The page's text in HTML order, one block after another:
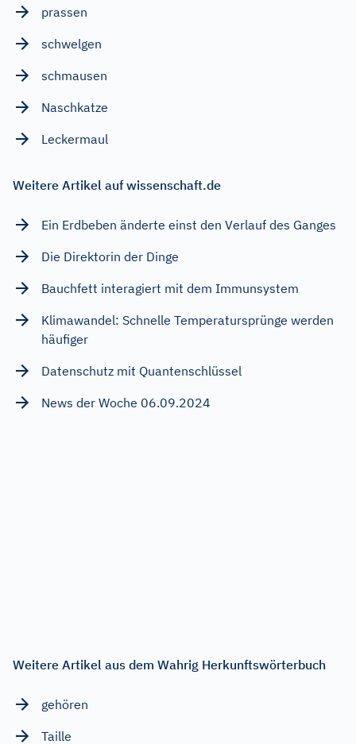
prassen
schwelgen
schmausen
Naschkatze
Leckermaul
Weitere Artikel auf wissenschaft.de
Ein Erdbeben änderte einst den Verlauf des Ganges
Die Direktorin der Dinge
Bauchfett interagiert mit dem Immunsystem
Klimawandel: Schnelle Temperatursprünge werden
häufiger
Datenschutz mit Quantenschlüssel
News der Woche 06.09.2024
Weitere Artikel aus dem Wahrig Herkunftswörterbuch
gehören
Taille